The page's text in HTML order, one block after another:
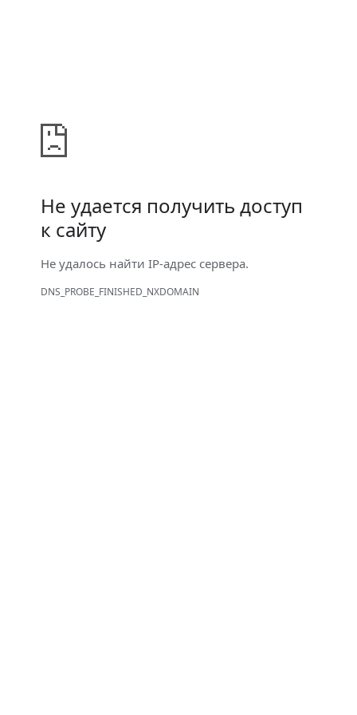
Не удается получить доступ
к сайту
Не удалось найти IP-адрес сервера.
DNS_PROBE_FINISHED_NXDOMAIN